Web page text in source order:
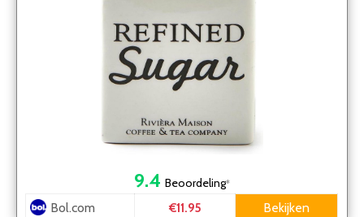
9.4 Beoordeling*
Bol.com €11.95 Bekijken